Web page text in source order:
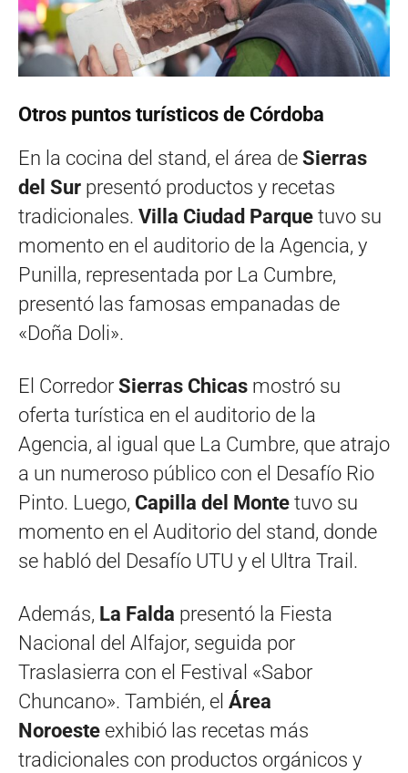
Otros puntos turísticos de Córdoba
En la cocina del stand, el área de Sierras
del Sur presentó productos y recetas
tradicionales. Villa Ciudad Parque tuvo su
momento en el auditorio de la Agencia, y
Punilla, representada por La Cumbre,
presentó las famosas empanadas de
«Doña Doli».
El Corredor Sierras Chicas mostró su
oferta turística en el auditorio de la
Agencia, al igual que La Cumbre, que atrajo
a un numeroso público con el Desafío Rio
Pinto. Luego, Capilla del Monte tuvo su
momento en el Auditorio del stand, donde
se habló del Desafío UTU y el Ultra Trail.
Además, La Falda presentó la Fiesta
Nacional del Alfajor, seguida por
Traslasierra con el Festival «Sabor
Chuncano». También, el Área
Noroeste exhibió las recetas más
tradicionales con productos orgánicos y